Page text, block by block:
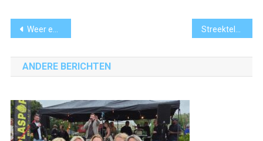
Bericht
navigatie
Weer een ongeval met een brommobiel op fietspad bij Ouderkerk
ANDERE BERICHTEN